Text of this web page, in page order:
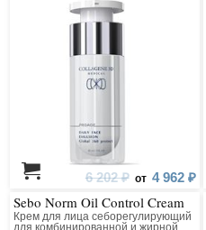
6 202 ₽ от 4 962 ₽
Sebo Norm Oil Control Cream
Крем для лица себорегулирующий
для комбинированной и жирной